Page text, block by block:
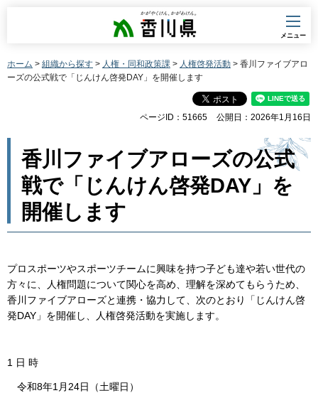
香川県
メニュー
ホーム > 組織から探す > 人権・同和政策課 > 人権啓発活動 > 香川ファイブアロ
ーズの公式戦で「じんけん啓発DAY」を開催します
ページID：51665 公開日：2026年1月16日
香川ファイブアローズの公式
戦で「じんけん啓発DAY」を
開催します
プロスポーツやスポーツチームに興味を持つ子ども達や若い世代の
方々に、人権問題について関心を高め、理解を深めてもらうため、
香川ファイブアローズと連携・協力して、次のとおり「じんけん啓
発DAY」を開催し、人権啓発活動を実施します。
1 日 時
令和8年1月24日（土曜日）